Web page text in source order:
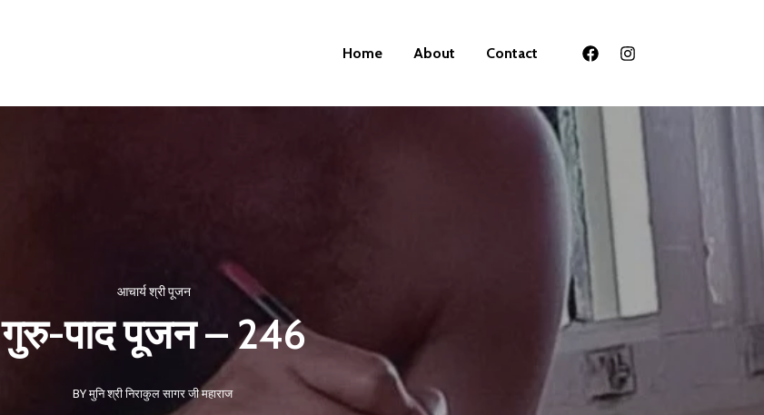
Home About Contact
आचार्य श्री पूजन
गुरु-पाद पूजन – 246
BY मुनि श्री निराकुल सागर जी महाराज